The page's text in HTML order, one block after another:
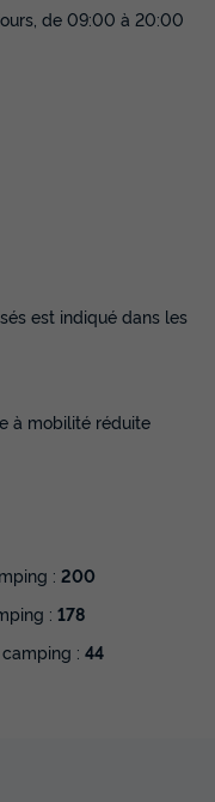
Mobil-home |
Salle de bain
| Comfort | 3 Ch. |
399 €
€ -24%
de 09:00 à 20:00
est indiqué dans les
à mobilité réduite
: 200
: 178
: 44